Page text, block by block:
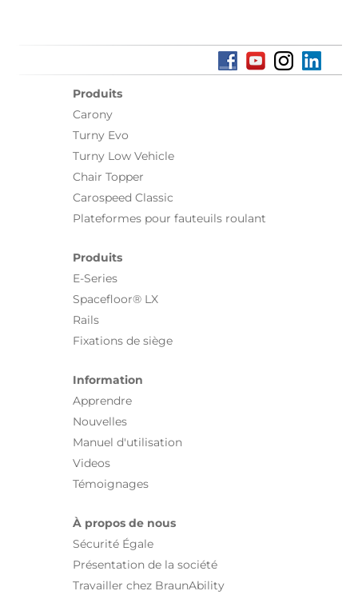
Produits
Carony
Turny Evo
Turny Low Vehicle
Chair Topper
Carospeed Classic
Plateformes pour fauteuils roulant
Produits
E-Series
Spacefloor® LX
Rails
Fixations de siège
Information
Apprendre
Nouvelles
Manuel d'utilisation
Videos
Témoignages
À propos de nous
Sécurité Égale
Présentation de la société
Travailler chez BraunAbility